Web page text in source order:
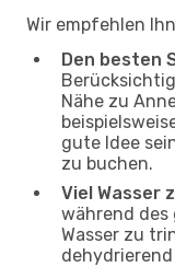
Wir empfehlen
Den besten
Nähe zu
gute Idee
zu buchen.
Viel Wasser
während des
Wasser zu